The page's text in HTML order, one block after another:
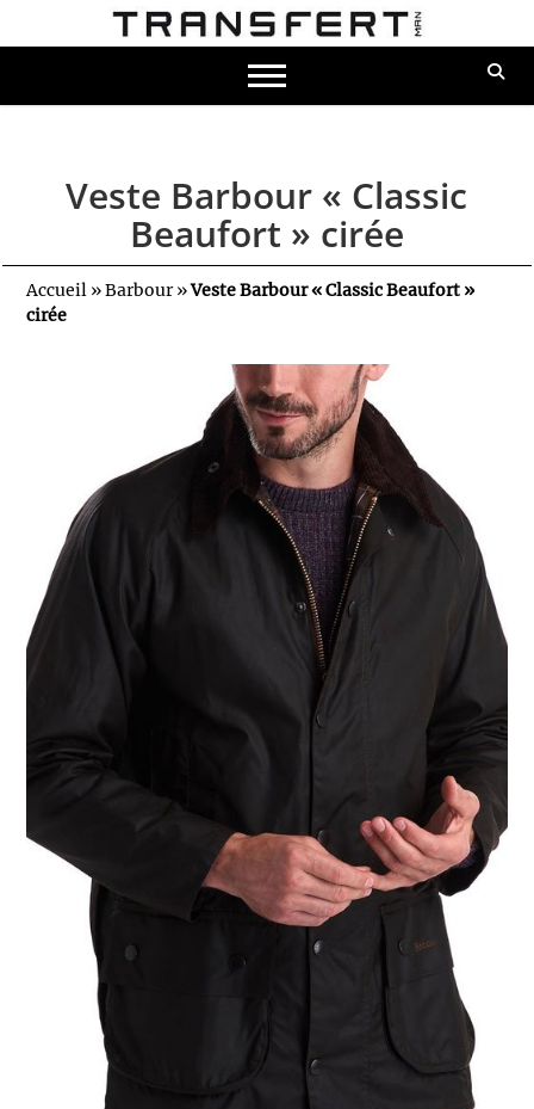
Veste Barbour « Classic
Beaufort » cirée
Accueil »Barbour»Veste Barbour « Classic Beaufort »
cirée